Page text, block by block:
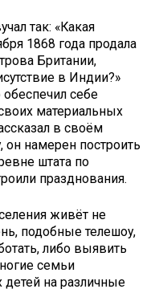
так: «Какая
1868 года продала
Британии,
в Индии?»
себе
материальных
в своём
намерен построить
штата по
празднования.
живёт не
подобные телешоу,
либо выявить
семьи
детей на различные